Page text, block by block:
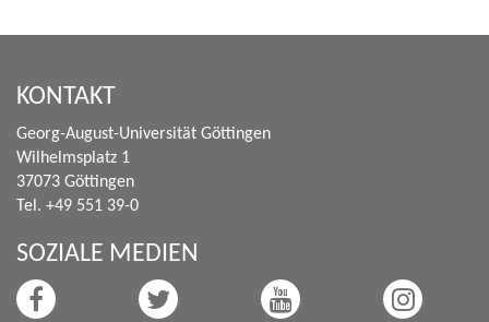
KONTAKT
Georg-August-Universität Göttingen
Wilhelmsplatz 1
37073 Göttingen
Tel. +49 551 39-0
SOZIALE MEDIEN